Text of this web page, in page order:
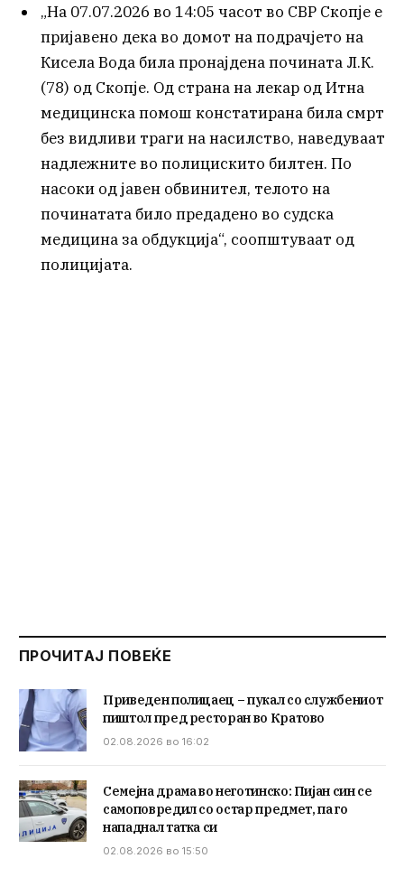
„На 07.07.2026 во 14:05 часот во СВР Скопје е
пријавено дека во домот на подрачјето на
Кисела Вода била пронајдена почината Л.К.
(78) од Скопје. Од страна на лекар од Итна
медицинска помош констатирана била смрт
без видливи траги на насилство, наведуваат
надлежните во полицискито билтен. По
насоки од јавен обвинител, телото на
починатата било предадено во судска
медицина за обдукција“, соопштуваат од
полицијата.
ПРОЧИТАЈ ПОВЕЌЕ
Приведен полицаец – пукал со службениот
пиштол пред ресторан во Кратово
02.08.2026 во 16:02
Семејна драма во неготинско: Пијан син се
самоповредил со остар предмет, па го
нападнал татка си
02.08.2026 во 15:50